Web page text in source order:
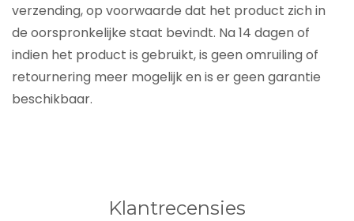
verzending, op voorwaarde dat het product zich in
de oorspronkelijke staat bevindt. Na 14 dagen of
indien het product is gebruikt, is geen omruiling of
retournering meer mogelijk en is er geen garantie
beschikbaar.
Klantrecensies